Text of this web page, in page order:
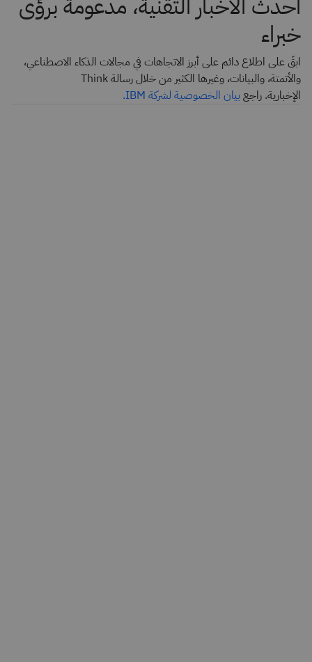
خبراء
ابقَ على اطلاع دائم على أبرز الاتجاهات في مجالات الذكاء الاصطناعي،
والأتمتة، والبيانات، وغيرها الكثير من خلال رسالة Think
الإخبارية. راجعبيان الخصوصية لشركة IBM.